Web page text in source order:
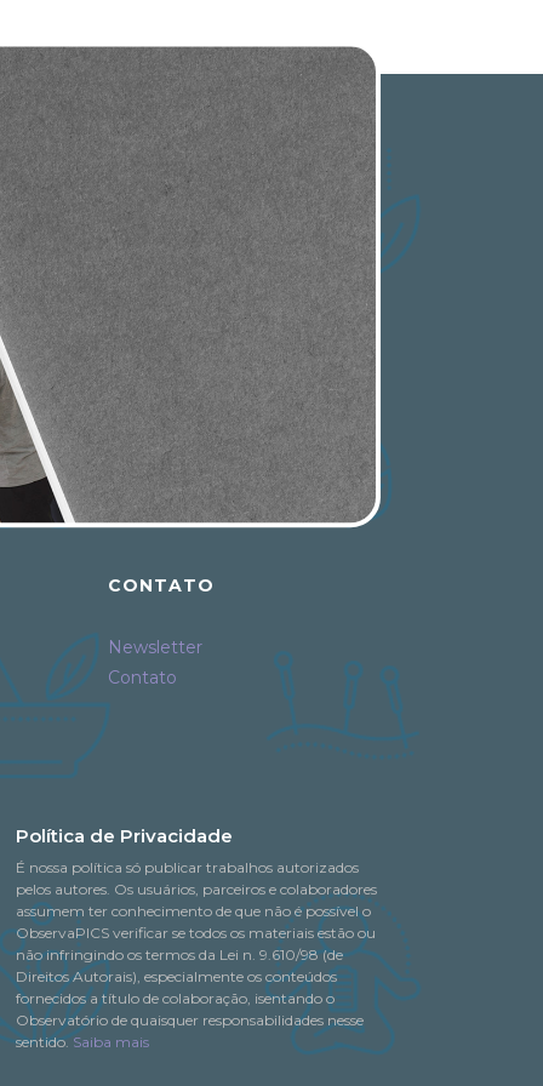
CONTATO
Newsletter
Contato
Política de Privacidade
É nossa política só publicar trabalhos autorizados
pelos autores. Os usuários, parceiros e colaboradores
assumem ter conhecimento de que não é possível o
ObservaPICS verificar se todos os materiais estão ou
não infringindo os termos da Lei n. 9.610/98 (de
Direitos Autorais), especialmente os conteúdos
fornecidos a título de colaboração, isentando o
Observatório de quaisquer responsabilidades nesse
sentido. Saiba mais